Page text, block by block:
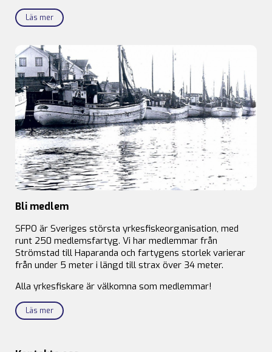
Läs mer
Bli medlem
SFPO är Sveriges största yrkesfiskeorganisation, med
runt 250 medlemsfartyg. Vi har medlemmar från
Strömstad till Haparanda och fartygens storlek varierar
från under 5 meter i längd till strax över 34 meter.
Alla yrkesfiskare är välkomna som medlemmar!
Läs mer